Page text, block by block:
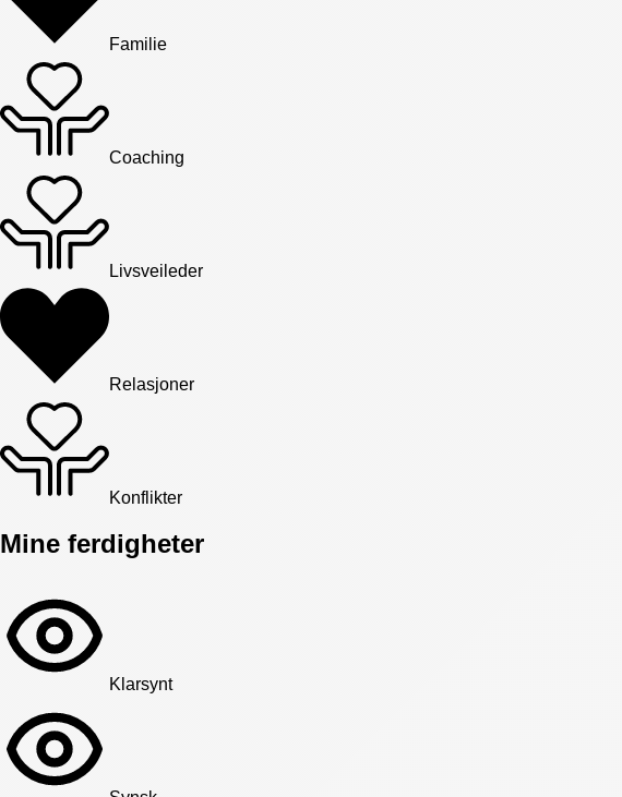
Familie
Coaching
Livsveileder
Relasjoner
Konflikter
Mine ferdigheter
Klarsynt